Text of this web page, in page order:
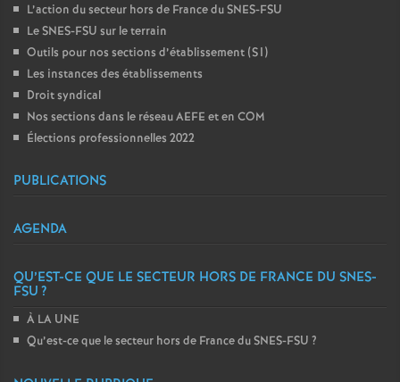
L’action du secteur hors de France du SNES-FSU
Le SNES-FSU sur le terrain
Outils pour nos sections d’établissement (S1)
Les instances des établissements
Droit syndical
Nos sections dans le réseau AEFE et en COM
Élections professionnelles 2022
PUBLICATIONS
AGENDA
QU’EST-CE QUE LE SECTEUR HORS DE FRANCE DU SNES-
FSU?
À LA UNE
Qu’est-ce que le secteur hors de France du SNES-FSU ?